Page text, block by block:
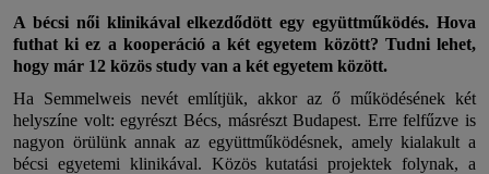
A bécsi női klinikával elkezdődött egy együttműködés. Hova
futhat ki ez a kooperáció a két egyetem között? Tudni lehet,
hogy már 12 közös study van a két egyetem között.
Ha Semmelweis nevét említjük, akkor az ő működésének két
helyszíne volt: egyrészt Bécs, másrészt Budapest. Erre felfűzve is
nagyon örülünk annak az együttműködésnek, amely kialakult a
bécsi egyetemi klinikával. Közös kutatási projektek folynak, a